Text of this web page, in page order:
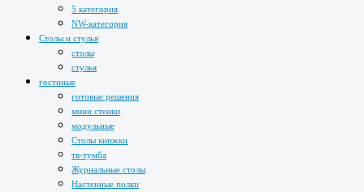
5 категория
NW-категория
Столы и стулья
столы
стулья
гостиные
готовые решения
мини стенки
модульные
Столы книжки
тв-тумба
Журнальные столы
Настенные полки